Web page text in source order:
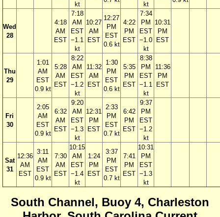
kt
kt
Wed
28
4:18
AM
EST
7:18
AM
EST
−1.1
kt
10:27
AM
EST
12:27
PM
EST
0.6 kt
4:22
PM
EST
7:34
PM
EST
−1.0
kt
10:31
PM
EST
Thu
29
1:01
AM
EST
0.9 kt
5:28
AM
EST
8:22
AM
EST
−1.2
kt
11:32
AM
EST
1:30
PM
EST
0.6 kt
5:35
PM
EST
8:38
PM
EST
−1.1
kt
11:36
PM
EST
Fri
30
2:05
AM
EST
0.9 kt
6:32
AM
EST
9:20
AM
EST
−1.3
kt
12:31
PM
EST
2:33
PM
EST
0.7 kt
6:42
PM
EST
9:37
PM
EST
−1.2
kt
Sat
31
12:36
AM
EST
3:11
AM
EST
0.9 kt
7:30
AM
EST
10:15
AM
EST
−1.4
kt
1:24
PM
EST
3:37
PM
EST
0.7 kt
7:41
PM
EST
10:31
PM
EST
−1.3
kt
South Channel, Buoy 4, Charleston